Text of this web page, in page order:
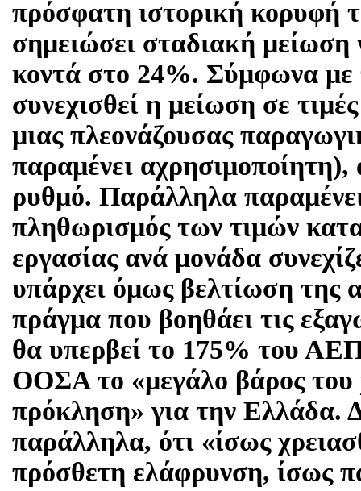
πρόσφατη ιστορική κορυφή
σημειώσει σταδιακή μείωση
κοντά στο 24%. Σύμφωνα
συνεχισθεί η μείωση σε
μιας πλεονάζουσας
παραμένει
ρυθμό. Παράλληλα
πληθωρισμός των τιμών
εργασίας ανά μονάδα
υπάρχει όμως βελτίωση της
πράγμα που βοηθάει τις
θα υπερβεί το 175% του
ΟΟΣΑ το «μεγάλο βάρος του
πρόκληση» για την Ελλάδα.
παράλληλα, ότι «ίσως
πρόσθετη ελάφρυνση, ίσως